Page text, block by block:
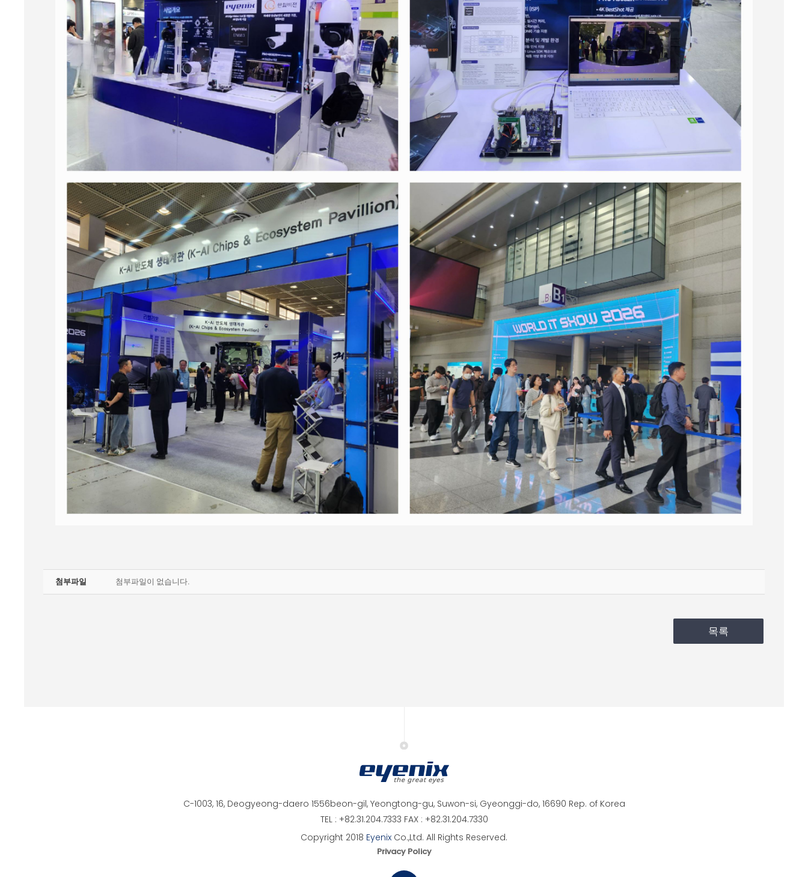
첨부파일 첨부파일이 없습니다.
목록
C-1003, 16, Deogyeong-daero 1556beon-gil, Yeongtong-gu, Suwon-si, Gyeonggi-do, 16690 Rep. of Korea
TEL : +82.31.204.7333 FAX : +82.31.204.7330
Copyright 2018 Eyenix Co.,Ltd. All Rights Reserved.
Privacy Policy